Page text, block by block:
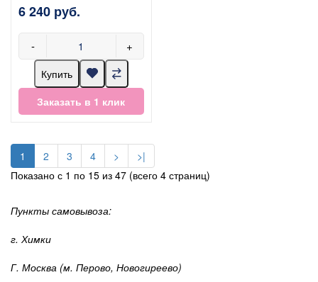
6 240 руб.
- +
Купить
Заказать в 1 клик
1 2 3 4 >
>|
Показано с 1 по 15 из 47 (всего 4 страниц)
Пункты самовывоза:
г. Химки
Г. Москва (м. Перово, Новогиреево)